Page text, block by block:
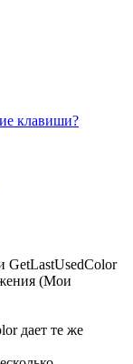
клавиши?
GetLastUsedColor
(Мои
дает те же